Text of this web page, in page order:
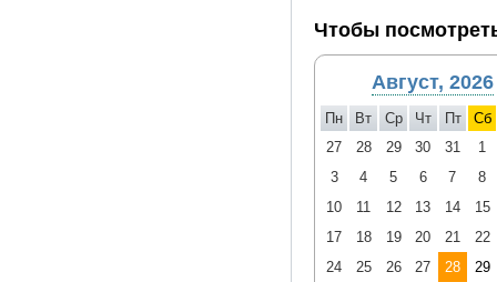
и мероприятиями
на любые другие
Схема автобуса
Туроператор оставляет
расположения в салоне
мест
Сведения о модели и
предоставить для
объяснений и
Чтобы
Август, 2026
Пн Вт Ср Чт Пт
Сб
27
28 29 30 31
1
3
4 5 6 7
8
10
11 12 13 14
15
17
18 19 20 21
22
24
25 26 27 28
29